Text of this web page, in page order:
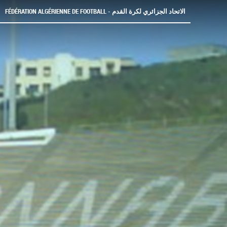
FÉDÉRATION ALGÉRIENNE DE FOOTBALL - الاتحاد الجزائري لكرة القدم